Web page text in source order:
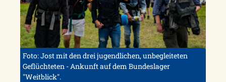
Foto: Jost mit den drei jugendlichen, unbegleiteten
Geflüchteten - Ankunft auf dem Bundeslager
"Weitblick".